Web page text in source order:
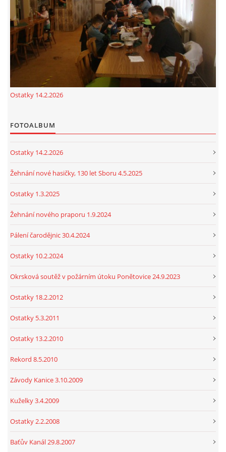
cenekji@seznam.cz
© 2026 eStránky.cz | RSS|Tisk| Nahoru ↑
Ostatky 14.2.2026
FOTOALBUM
Ostatky 14.2.2026
Žehnání nové hasičky, 130 let Sboru 4.5.2025
Ostatky 1.3.2025
Žehnání nového praporu 1.9.2024
Pálení čarodějnic 30.4.2024
Ostatky 10.2.2024
Okrsková soutěž v požárním útoku Ponětovice 24.9.2023
Ostatky 18.2.2012
Ostatky 5.3.2011
Ostatky 13.2.2010
Rekord 8.5.2010
Závody Kanice 3.10.2009
Kuželky 3.4.2009
Ostatky 2.2.2008
Baťův Kanál 29.8.2007